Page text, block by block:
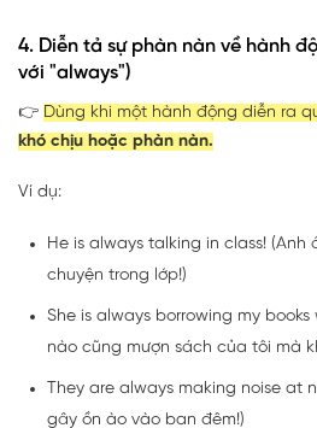
4. Diễn tả sự phàn nàn về hành
với "always")
👉 Dùng khi một hành động diễn ra
khó chịu hoặc phàn nàn.
Ví dụ:
He is always talking in class! (Anh
chuyện trong lớp!)
She is always borrowing my
nào cũng mượn sách của tôi mà
They are always making noise at
gây ồn ào vào ban đêm!)